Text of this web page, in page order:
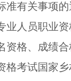
准有关事项
业人员职业
资格、成绩
格考试国家